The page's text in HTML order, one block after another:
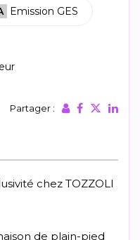
Emission GES
Partager :
chez TOZZOLI
de plain-pied